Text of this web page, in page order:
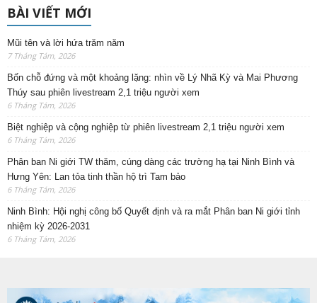
BÀI VIẾT MỚI
Mũi tên và lời hứa trăm năm
7 Tháng Tám, 2026
Bốn chỗ đứng và một khoảng lặng: nhìn về Lý Nhã Kỳ và Mai Phương
Thúy sau phiên livestream 2,1 triệu người xem
6 Tháng Tám, 2026
Biệt nghiệp và cộng nghiệp từ phiên livestream 2,1 triệu người xem
6 Tháng Tám, 2026
Phân ban Ni giới TW thăm, cúng dàng các trường hạ tại Ninh Bình và
Hưng Yên: Lan tỏa tinh thần hộ trì Tam bảo
6 Tháng Tám, 2026
Ninh Bình: Hội nghị công bố Quyết định và ra mắt Phân ban Ni giới tỉnh
nhiệm kỳ 2026-2031
6 Tháng Tám, 2026